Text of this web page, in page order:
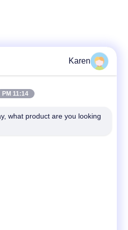
Karen
11:14 PM
what product are you looking